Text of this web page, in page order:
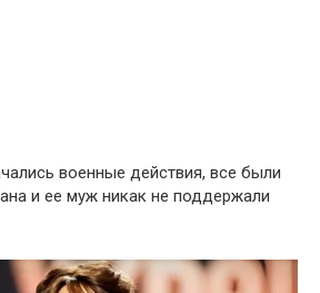
военные действия, все были
и ее муж никак не поддержали